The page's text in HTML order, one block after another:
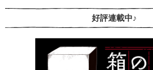
好評連載中♪